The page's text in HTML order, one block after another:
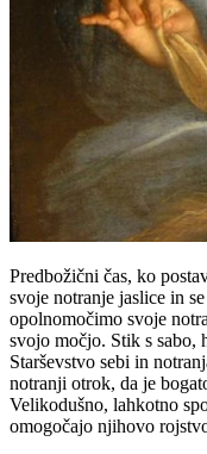
Predbožični čas, ko
svoje notranje jaslice in
opolnomočimo svoje
svojo močjo. Stik s sabo,
Starševstvo sebi in
notranji otrok, da je
Velikodušno, lahkotno
omogočajo njihovo